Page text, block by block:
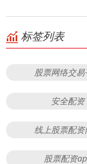
标签列表
股票网络交易
安全配资
线上股票配资
股票配资